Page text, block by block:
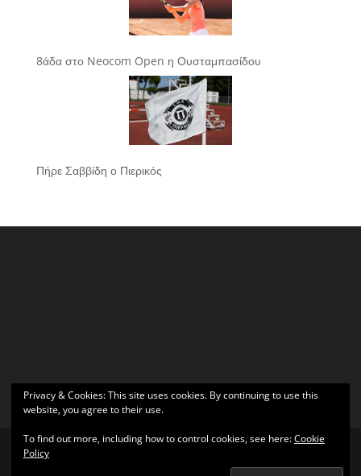
8άδα στο Neocom Open η Ουσταμπασίδου
Πήρε Σαββίδη ο Πιερικός
Privacy & Cookies: This site uses cookies. By continuing to use this
website, you agree to their use.
To find out more, including how to control cookies, see here:Cookie
Policy